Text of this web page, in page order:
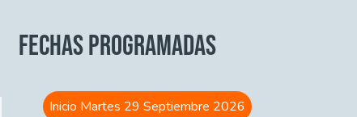
FECHAS PROGRAMADAS
Inicio Martes 29 Septiembre 2026